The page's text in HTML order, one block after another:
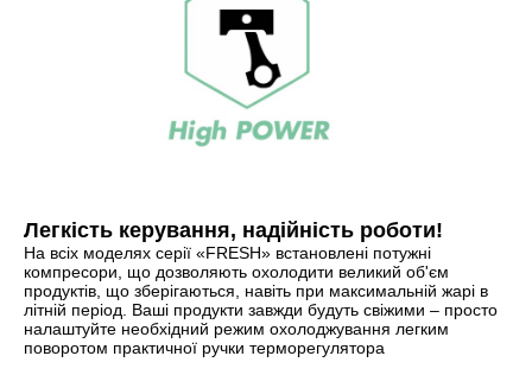
Легкість керування, надійність роботи!
На всіх моделях серії «FRESH» встановлені потужні
компресори, що дозволяють охолодити великий об'єм
продуктів, що зберігаються, навіть при максимальній жарі в
літній період. Ваші продукти завжди будуть свіжими – просто
налаштуйте необхідний режим охолоджування легким
поворотом практичної ручки терморегулятора